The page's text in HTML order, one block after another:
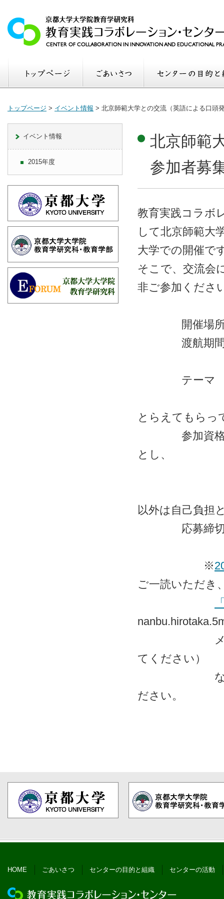
トップページ > イベント情報 > 北京師範大学との交流（英語による口頭
北京師範
参加者募
教育実践コラボ
して北京師範大
大学での開催で
そこで、交流会
非ご参加くださ
開催場所
渡航期間
テー
とらえてもらっ
参加資格 交
とし、
以外は自己負担
応募
※
ご一読いただき
メール添付
てください）
なお、
ださい。
イベント情報
2015年度
HOME ごあいさつ センターの目的と組織 センターの活動